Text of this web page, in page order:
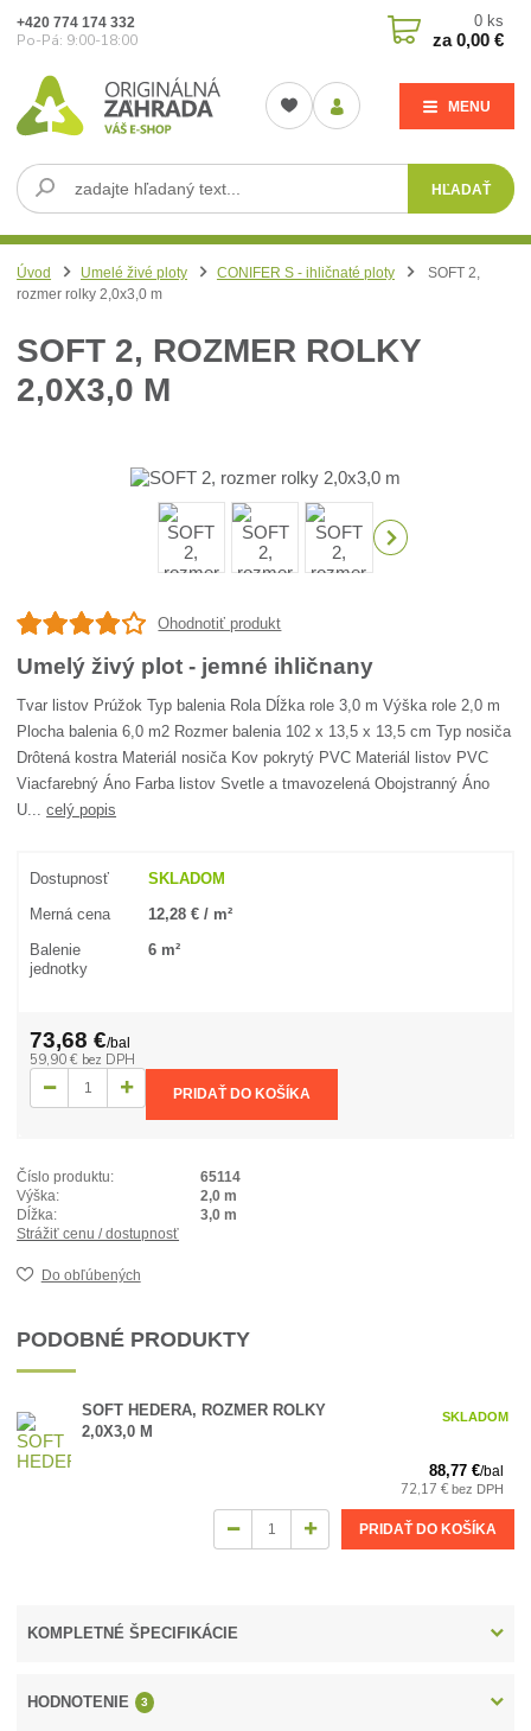
MENU
HĽADAŤ
+420 774 174 332
Po-Pá: 9:00-18:00
0 ks
za0,00 €
Úvod Umelé živé ploty CONIFER S - ihličnaté ploty
SOFT 2,
rozmer rolky 2,0x3,0 m
SOFT 2, ROZMER ROLKY
2,0X3,0 M
Ohodnotiť produkt
Umelý živý plot - jemné ihličnany
Tvar listov Prúžok Typ balenia Rola Dĺžka role 3,0 m Výška role 2,0 m
Plocha balenia 6,0 m2 Rozmer balenia 102 x 13,5 x 13,5 cm Typ nosiča
Drôtená kostra Materiál nosiča Kov pokrytý PVC Materiál listov PVC
Viacfarebný Áno Farba listov Svetle a tmavozelená Obojstranný Áno
U...celý popis
Dostupnosť SKLADOM
Merná cena 12,28 € / m²
Balenie
jednotky
6 m²
73,68 €/bal
59,90 € bez DPH
PRIDAŤ DO KOŠÍKA
Číslo produktu:
65114
Výška:
2,0 m
Dĺžka:
3,0 m
Strážiť cenu / dostupnosť
Do obľúbených
PODOBNÉ PRODUKTY
SOFT HEDERA, ROZMER ROLKY
2,0X3,0 M
88,77 €/bal
72,17 € bez DPH
SKLADOM
PRIDAŤ DO KOŠÍKA
KOMPLETNÉ ŠPECIFIKÁCIE
HODNOTENIE 3